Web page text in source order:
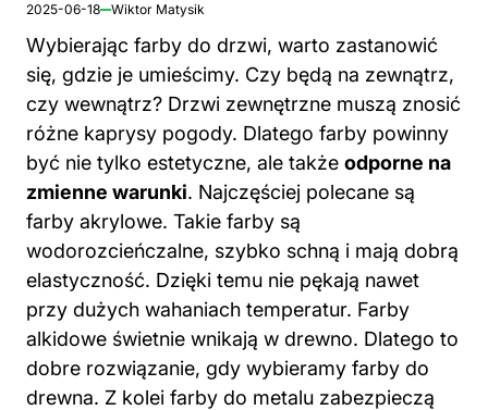
2025-06-18 Wiktor Matysik
Wybierając farby do drzwi, warto zastanowić
się, gdzie je umieścimy. Czy będą na zewnątrz,
czy wewnątrz? Drzwi zewnętrzne muszą znosić
różne kaprysy pogody. Dlatego farby powinny
być nie tylko estetyczne, ale także odporne na
zmienne warunki. Najczęściej polecane są
farby akrylowe. Takie farby są
wodorozcieńczalne, szybko schną i mają dobrą
elastyczność. Dzięki temu nie pękają nawet
przy dużych wahaniach temperatur. Farby
alkidowe świetnie wnikają w drewno. Dlatego to
dobre rozwiązanie, gdy wybieramy farby do
drewna. Z kolei farby do metalu zabezpieczą